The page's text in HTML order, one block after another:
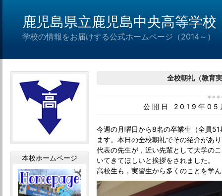
鹿児島県立鹿児島中央高等学校
学校の情報をお届けする公式ホームページ（2014～）
全校朝礼（教育
公開日 2019年05
今週の月曜日から8名の卒業生（全員
ます。本日の全校朝礼でその紹介があ
代表の先生が，近い先輩として大学の
いてきてほしいと挨拶をされました。
高校生も，実習生から多くのことを学
本校ホームページ